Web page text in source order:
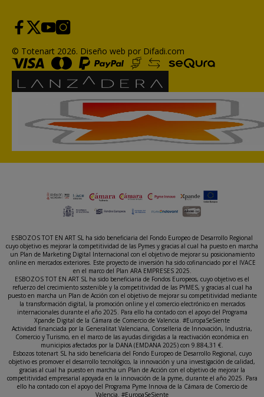
© Totenart 2026. Diseño web por Difadi.com
ESBOZOS TOT EN ART SL ha sido beneficiaria del Fondo Europeo de Desarrollo Regional
cuyo objetivo es mejorar la competitividad de las Pymes y gracias al cual ha puesto en marcha
un Plan de Marketing Digital Internacional con el objetivo de mejorar su posicionamiento
online en mercados exteriores. Este proyecto de inversión ha sido cofinanciado por el IVACE
en el marco del Plan ARA EMPRESES 2025.
ESBOZOS TOT EN ART SL ha sido beneficiaria de Fondos Europeos, cuyo objetivo es el
refuerzo del crecimiento sostenible y la competitividad de las PYMES, y gracias al cual ha
puesto en marcha un Plan de Acción con el objetivo de mejorar su competitividad mediante
la transformación digital, la promoción online y el comercio electrónico en mercados
internacionales durante el año 2025. Para ello ha contado con el apoyo del Programa
Xpande Digital de la Cámara de Comercio de Valencia. #EuropaSeSiente
Actividad financiada por la Generalitat Valenciana, Conselleria de Innovación, Industria,
Comercio y Turismo, en el marco de las ayudas dirigidas a la reactivación económica en
municipios afectados por la DANA (EMDANA 2025) con 9.884,31 €.
Esbozos totenart SL ha sido beneficiaria del Fondo Europeo de Desarrollo Regional, cuyo
objetivo es promover el desarrollo tecnológico, la innovación y una investigación de calidad,
gracias al cual ha puesto en marcha un Plan de Acción con el objetivo de mejorar la
competitividad empresarial apoyada en la innovación de la pyme, durante el año 2025. Para
ello ha contado con el apoyo del Programa Pyme Innova de la Cámara de Comercio de
Valencia. #EuropaSeSiente